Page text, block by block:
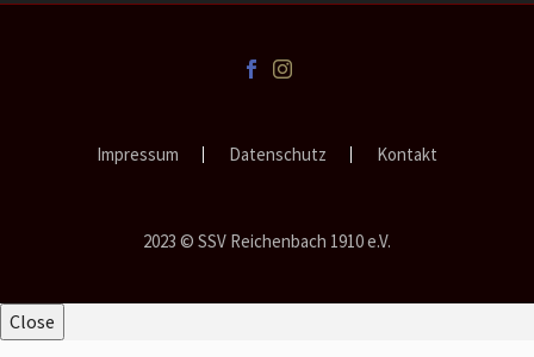
Impressum Datenschutz Kontakt
2023 © SSV Reichenbach 1910 e.V.
Close